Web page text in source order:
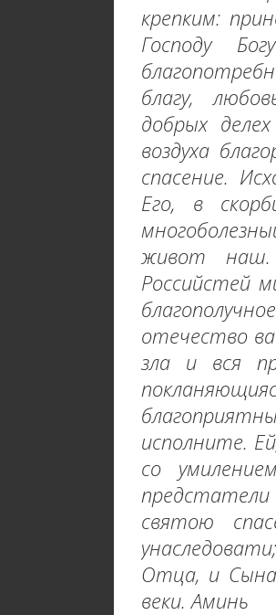
крепким:
Господу
благу,
добрых
воздуха
спасение.
Его, в
живот наш.
Российстей
отечество
зла и вся
исполните.
со
святою
Отца, и
веки. Аминь